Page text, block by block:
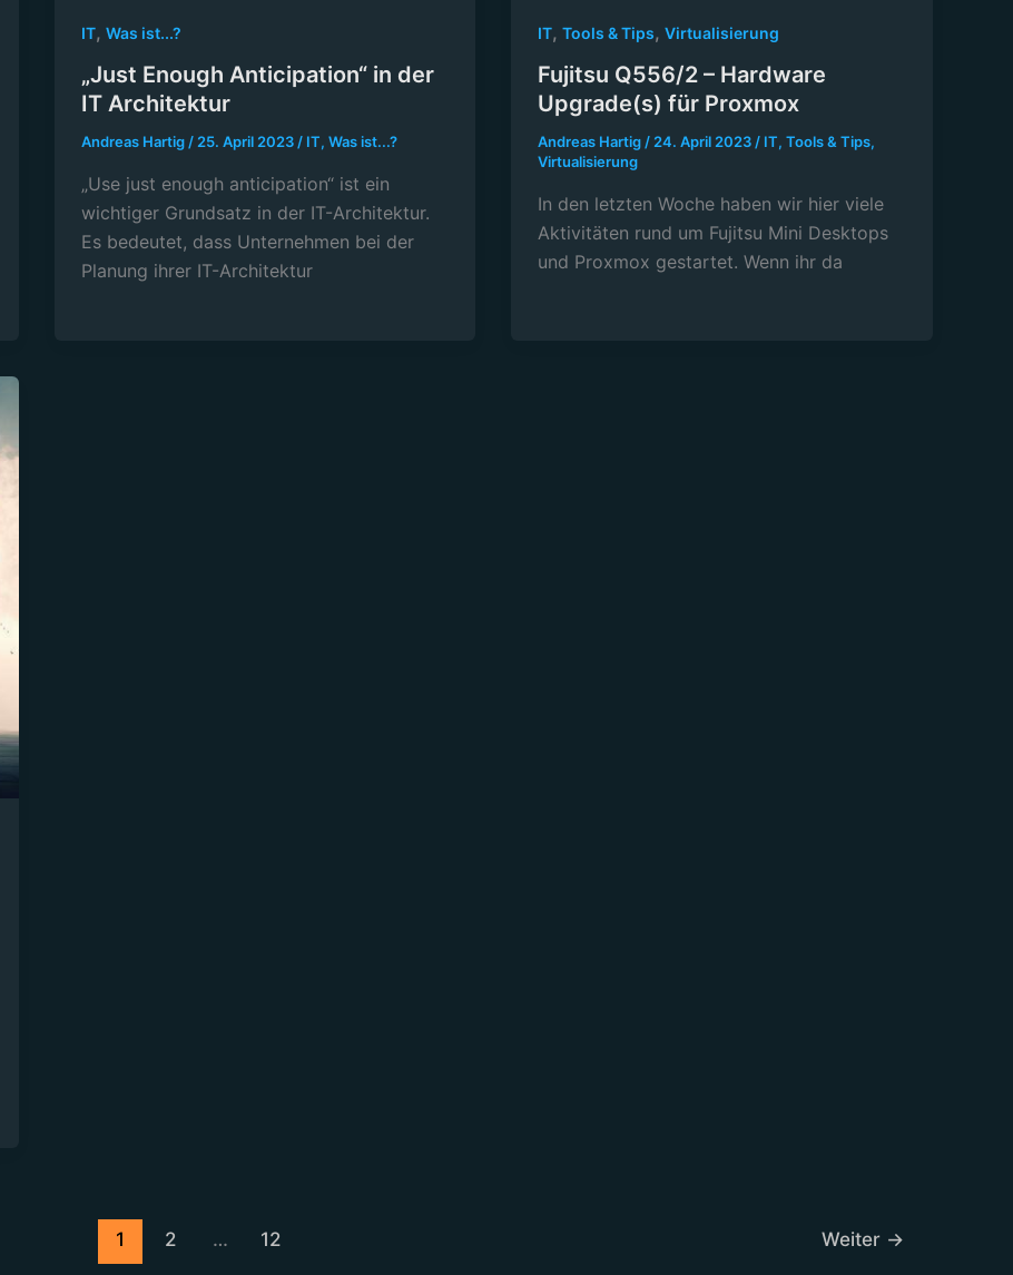
IT, Was ist...?
„Just Enough Anticipation“ in der
IT Architektur
Andreas Hartig/25. April 2023/ IT, Was ist...?
„Use just enough anticipation“ ist ein
wichtiger Grundsatz in der IT-Architektur.
Es bedeutet, dass Unternehmen bei der
Planung ihrer IT-Architektur
IT,Tools & Tips,Virtualisierung
Fujitsu Q556/2 – Hardware
Upgrade(s) für Proxmox
Andreas Hartig/24. April 2023/ IT,Tools & Tips,
Virtualisierung
In den letzten Woche haben wir hier viele
Aktivitäten rund um Fujitsu Mini Desktops
und Proxmox gestartet. Wenn ihr da
1 2 … 12 Weiter →